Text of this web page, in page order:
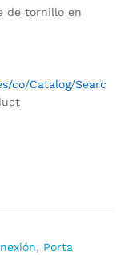
de tornillo en
co/Catalog/Searc
, Porta